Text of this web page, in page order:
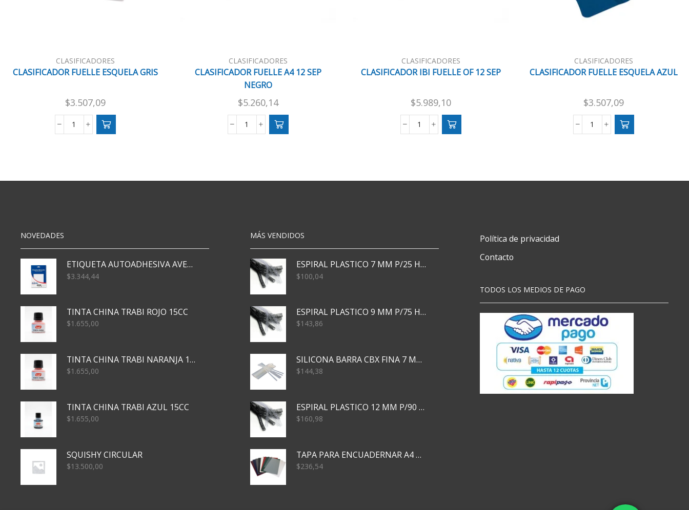
CLASIFICADORES
CLASIFICADOR FUELLE ESQUELA GRIS
$3.507,09
CLASIFICADOR
CLASIFICADORES
CLASIFICADOR FUELLE A4 12 SEP
NEGRO
$5.260,14
CLASIFICADOR
NEGRO
CLASIFICADORES
CLASIFICADOR IBI FUELLE OF 12 SEP
$5.989,10
CLASIFICADOR
SEP
CLASIFICADORES
CLASIFICADOR FUELLE ESQUELA AZUL
$3.507,09
CLASIFICADOR
NOVEDADES
ETIQUETA AUTOADHESIVA AVERY 3026 30H 20 X 70
$3.344,44
TINTA CHINA TRABI ROJO 15CC
$1.655,00
TINTA CHINA TRABI NARANJA 15CC
$1.655,00
TINTA CHINA TRABI AZUL 15CC
$1.655,00
SQUISHY CIRCULAR
$13.500,00
MÁS VENDIDOS
ESPIRAL PLASTICO 7 MM P/25 HJS X50x3000
$100,04
ESPIRAL PLASTICO 9 MM P/75 HJS X50X2400
$143,86
SILICONA BARRA CBX FINA 7 MM 28 CM
$144,38
ESPIRAL PLASTICO 12 MM P/90 HJS X50X1500
$160,98
TAPA PARA ENCUADERNAR A4 TRANSP x50x500
$236,54
Política de privacidad
Contacto
TODOS LOS MEDIOS DE PAGO